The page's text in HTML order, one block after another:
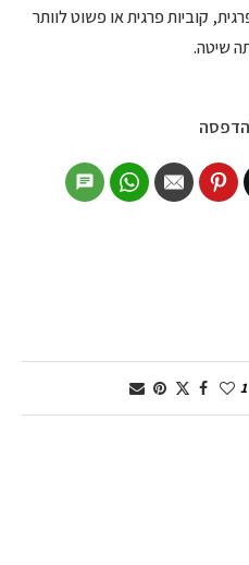
קוביות פרגית או פשוט לוותר
שיטה.
1